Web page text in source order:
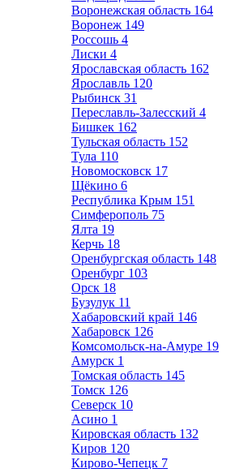
Воронежская область 164
Воронеж 149
Россошь 4
Лиски 4
Ярославская область 162
Ярославль 120
Рыбинск 31
Переславль-Залесский 4
Бишкек 162
Тульская область 152
Тула 110
Новомосковск 17
Щёкино 6
Республика Крым 151
Симферополь 75
Ялта 19
Керчь 18
Оренбургская область 148
Оренбург 103
Орск 18
Бузулук 11
Хабаровский край 146
Хабаровск 126
Комсомольск-на-Амуре 19
Амурск 1
Томская область 145
Томск 126
Северск 10
Асино 1
Кировская область 132
Киров 120
Кирово-Чепецк 7